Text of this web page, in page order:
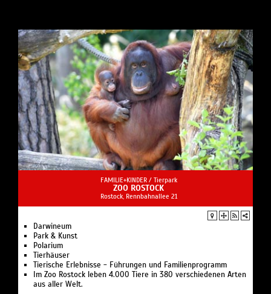
FAMILIE+KINDER / Tierpark
ZOO ROSTOCK
Rostock, Rennbahnallee 21
Darwineum
Park & Kunst
Polarium
Tierhäuser
Tierische Erlebnisse - Führungen und Familienprogramm
Im Zoo Rostock leben 4.000 Tiere in 380 verschiedenen Arten
aus aller Welt.